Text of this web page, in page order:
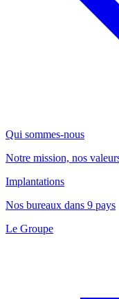
Qui sommes-nous
Notre mission, nos
Implantations
Nos bureaux dans 9 pays
Le Groupe